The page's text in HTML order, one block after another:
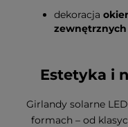
dekoracja
zewnętrznych
Estetyka i
Girlandy solarne
formach – od